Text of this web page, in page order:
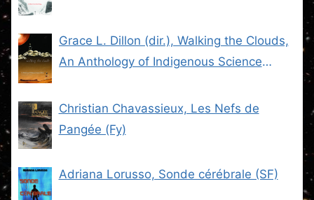
Grace L. Dillon (dir.), Walking the Clouds,
An Anthology of Indigenous Science
Christian Chavassieux, Les Nefs de
Pangée (Fy)
Adriana Lorusso, Sonde cérébrale (SF)